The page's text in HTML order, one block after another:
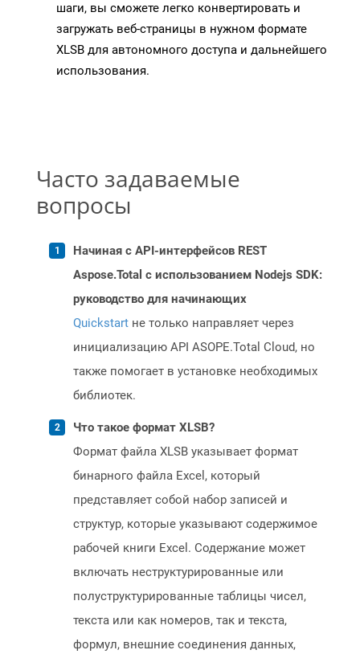
шаги, вы сможете легко конвертировать и
загружать веб-страницы в нужном формате
XLSB для автономного доступа и дальнейшего
использования.
Часто задаваемые
вопросы
Начиная с API-интерфейсов REST
Aspose.Total с использованием Nodejs SDK:
руководство для начинающих
Quickstart не только направляет через
инициализацию API ASOPE.Total Cloud, но
также помогает в установке необходимых
библиотек.
Что такое формат XLSB?
Формат файла XLSB указывает формат
бинарного файла Excel, который
представляет собой набор записей и
структур, которые указывают содержимое
рабочей книги Excel. Содержание может
включать неструктурированные или
полуструктурированные таблицы чисел,
текста или как номеров, так и текста,
формул, внешние соединения данных,